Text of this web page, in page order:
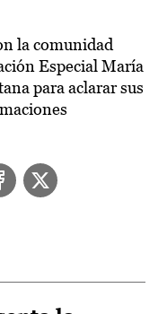
la comunidad
Especial María
para aclarar sus